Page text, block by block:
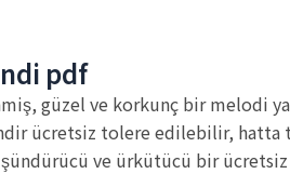
pdf
güzel ve korkunç bir melodi
indir ücretsiz tolere edilebilir,
ve ürkütücü bir